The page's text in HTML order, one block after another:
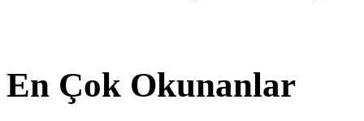
En Çok Okunanlar